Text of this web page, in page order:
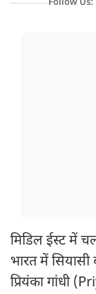
Follow Us:
मिडिल ईस्ट में
भारत में
प्रियंका गांधी